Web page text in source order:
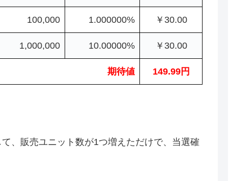
100,000 1.000000% ￥30.00
1,000,000 10.00000% ￥30.00
期待値 149.99円
て、販売ユニット数が1つ増えただけで、当選確